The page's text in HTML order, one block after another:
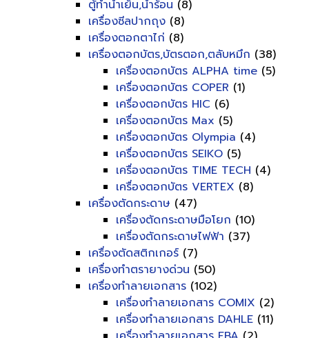
ตู้ทำน้ำเย็น,น้ำร้อน (8)
เครื่องซีลปากถุง (8)
เครื่องตอกตาไก่ (8)
เครื่องตอกบัตร,บัตรตอก,ตลับหมึก (38)
เครื่องตอกบัตร ALPHA time (5)
เครื่องตอกบัตร COPER (1)
เครื่องตอกบัตร HIC (6)
เครื่องตอกบัตร Max (5)
เครื่องตอกบัตร Olympia (4)
เครื่องตอกบัตร SEIKO (5)
เครื่องตอกบัตร TIME TECH (4)
เครื่องตอกบัตร VERTEX (8)
เครื่องตัดกระดาษ (47)
เครื่องตัดกระดาษมือโยก (10)
เครื่องตัดกระดาษไฟฟ้า (37)
เครื่องตัดสติกเกอร์ (7)
เครื่องทำตรายางด่วน (50)
เครื่องทำลายเอกสาร (102)
เครื่องทำลายเอกสาร COMIX (2)
เครื่องทำลายเอกสาร DAHLE (11)